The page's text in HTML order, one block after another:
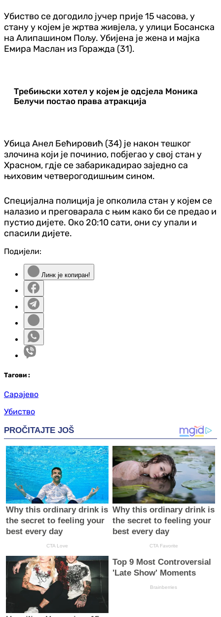
Убиство се догодило јучер прије 15 часова, у
стану у којем је жртва живјела, у улици Босанска
на Алипашином Пољу. Убијена је жена и мајка
Емира Маслан из Горажда (31).
Требињски хотел у којем је одсјела Моника
Белучи постао права атракција
Убица Анел Бећировић (34) је након тешког
злочина који је починио, побјегао у свој стан у
Храсном, гдје се забарикадирао заједно са
њиховим четверогодишњим сином.
Специјална полиција је опколила стан у којем се
налазио и преговарала с њим како би се предао и
пустио дијете. Око 20:10 сати, они су упали и
спасили дијете.
Подијели:
Линк је копиран!
Тагови :
Сарајево
Убиство